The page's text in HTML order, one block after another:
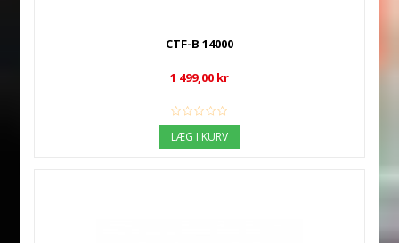
CTF-B 14000
1 499,00 kr
LÆG I KURV